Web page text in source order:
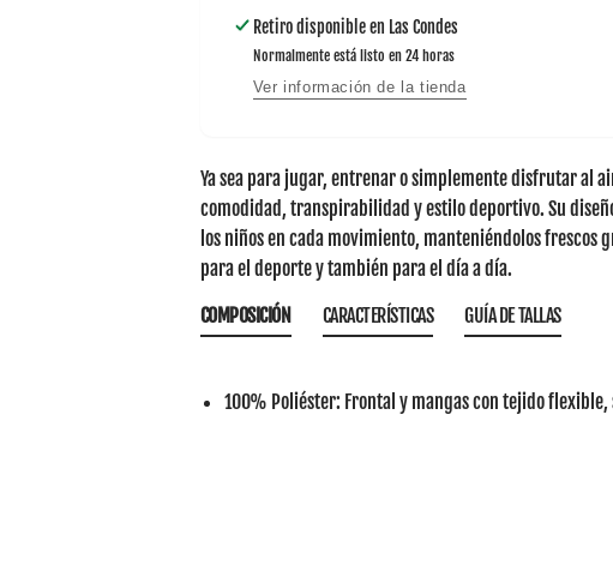
Retiro disponible en Las Condes
Normalmente está listo en 24 horas
Ver información de la tienda
Ya sea para jugar, entrenar o simplemente disfrutar al
comodidad, transpirabilidad y estilo deportivo. Su
los niños en cada movimiento, manteniéndolos frescos
para el deporte y también para el día a día.
COMPOSICIÓN
100% Poliéster: Frontal y mangas con tejido flexible,
CARACTERÍSTICAS GUÍA DE TALLAS